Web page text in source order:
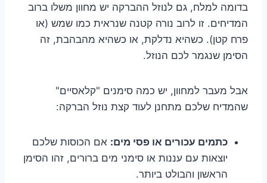
בדומה למלח, גם לנוזל ההברקה יש מחוון משלו ברוב
המדיחים. זו לרוב נורה קטנה שנראית כמו שמש (או
פרח קטן). כשהיא נדלקת, או כשהיא מהבהבת, זה
הסימן שנגמר לכם הנוזל.
אבל מעבר למחוון, יש כמה סימנים "קלאסיים"
שהמדיח שלכם מתחנן לעוד קצת נוזל הברקה:
כתמים עכורים או פסי מים: אם הכוסות שלכם
יוצאות עם עננות או סימני מים ברורים, זהו הסימן
הראשון והבולט ביותר.